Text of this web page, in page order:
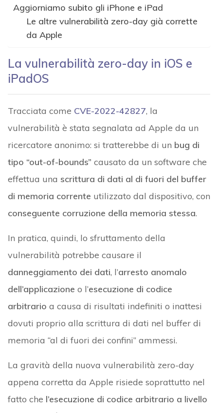
Aggiorniamo subito gli iPhone e iPad
Le altre vulnerabilità zero-day già corrette
da Apple
La vulnerabilità zero-day in iOS e
iPadOS
Tracciata come CVE-2022-42827, la
vulnerabilità è stata segnalata ad Apple da un
ricercatore anonimo: si tratterebbe di un bug di
tipo “out-of-bounds” causato da un software che
effettua una scrittura di dati al di fuori del buffer
di memoria corrente utilizzato dal dispositivo, con
conseguente corruzione della memoria stessa.
In pratica, quindi, lo sfruttamento della
vulnerabilità potrebbe causare il
danneggiamento dei dati, l’arresto anomalo
dell’applicazione o l’esecuzione di codice
arbitrario a causa di risultati indefiniti o inattesi
dovuti proprio alla scrittura di dati nel buffer di
memoria “al di fuori dei confini” ammessi.
La gravità della nuova vulnerabilità zero-day
appena corretta da Apple risiede soprattutto nel
fatto che l’esecuzione di codice arbitrario a livello